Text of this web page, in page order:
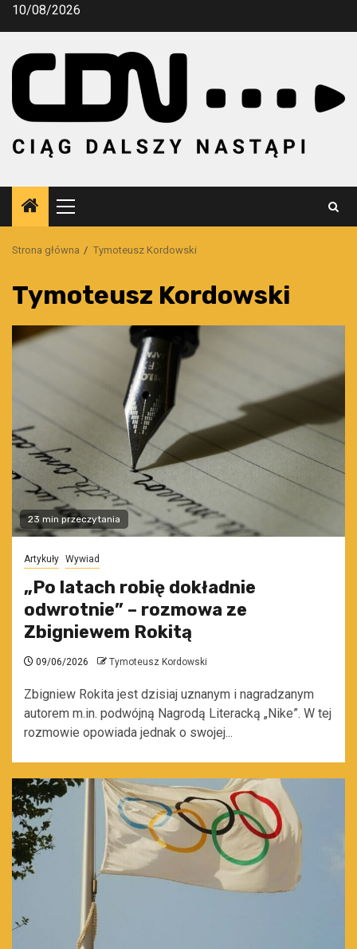
Przejdź
10/08/2026
Menu
główne
Strona główna Tymoteusz Kordowski
Tymoteusz Kordowski
23 min przeczytania
Artykuły Wywiad
„Po latach robię dokładnie
odwrotnie” – rozmowa ze
Zbigniewem Rokitą
09/06/2026 Tymoteusz Kordowski
Zbigniew Rokita jest dzisiaj uznanym i nagradzanym
autorem m.in. podwójną Nagrodą Literacką „Nike”. W tej
rozmowie opowiada jednak o swojej...